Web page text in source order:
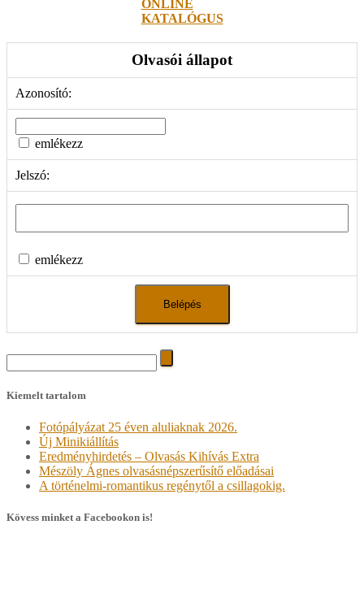
ONLINE
KATALÓGUS
Olvasói állapot
Azonosító:
emlékezz
Jelszó:
emlékezz
Search
for:
Kiemelt tartalom
Fotópályázat 25 éven aluliaknak 2026.
Új Minikiállítás
Eredményhirdetés – Olvasás Kihívás Extra
Mészöly Ágnes olvasásnépszerűsítő előadásai
A történelmi-romantikus regénytől a csillagokig.
Kövess minket a Facebookon is!